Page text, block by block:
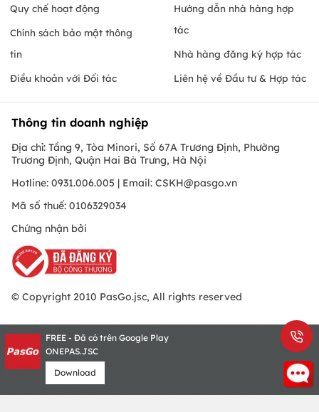
Quy chế hoạt động
Chính sách bảo mật thông
tin
Điều khoản với Đối tác
Hướng dẫn nhà hàng hợp
tác
Nhà hàng đăng ký hợp tác
Liên hệ về Đầu tư & Hợp tác
Thông tin doanh nghiệp
Địa chỉ: Tầng 9, Tòa Minori, Số 67A Trương Định, Phường
Trương Định, Quận Hai Bà Trưng, Hà Nội
Hotline: 0931.006.005 | Email: CSKH@pasgo.vn
Mã số thuế: 0106329034
Chứng nhận bởi
© Copyright 2010 PasGo.jsc, All rights reserved
FREE - Đã có trên Google Play
ONEPAS.JSC
Download